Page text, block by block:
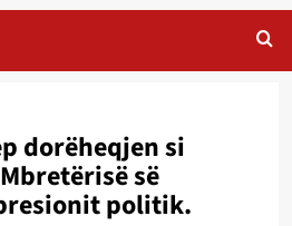
dorëheqjen si
së
politik.